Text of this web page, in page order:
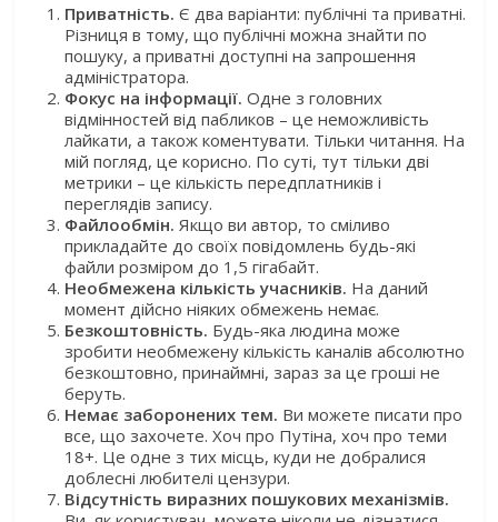
Приватність.Є два варіанти: публічні та приватні.
Різниця в тому, що публічні можна знайти по
пошуку, а приватні доступні на запрошення
адміністратора.
Фокус на інформації.Одне з головних
відмінностей від пабликов – це неможливість
лайкати, а також коментувати. Тільки читання. На
мій погляд, це корисно. По суті, тут тільки дві
метрики – це кількість передплатників і
переглядів запису.
Файлообмін.Якщо ви автор, то сміливо
прикладайте до своїх повідомлень будь-які
файли розміром до 1,5 гігабайт.
Необмежена кількість учасників. На даний
момент дійсно ніяких обмежень немає.
Безкоштовність. Будь-яка людина може
зробити необмежену кількість каналів абсолютно
безкоштовно, принаймні, зараз за це гроші не
беруть.
Немає заборонених тем. Ви можете писати про
все, що захочете. Хоч про Путіна, хоч про теми
18+. Це одне з тих місць, куди не добралися
доблесні любителі цензури.
Відсутність виразних пошукових механізмів.